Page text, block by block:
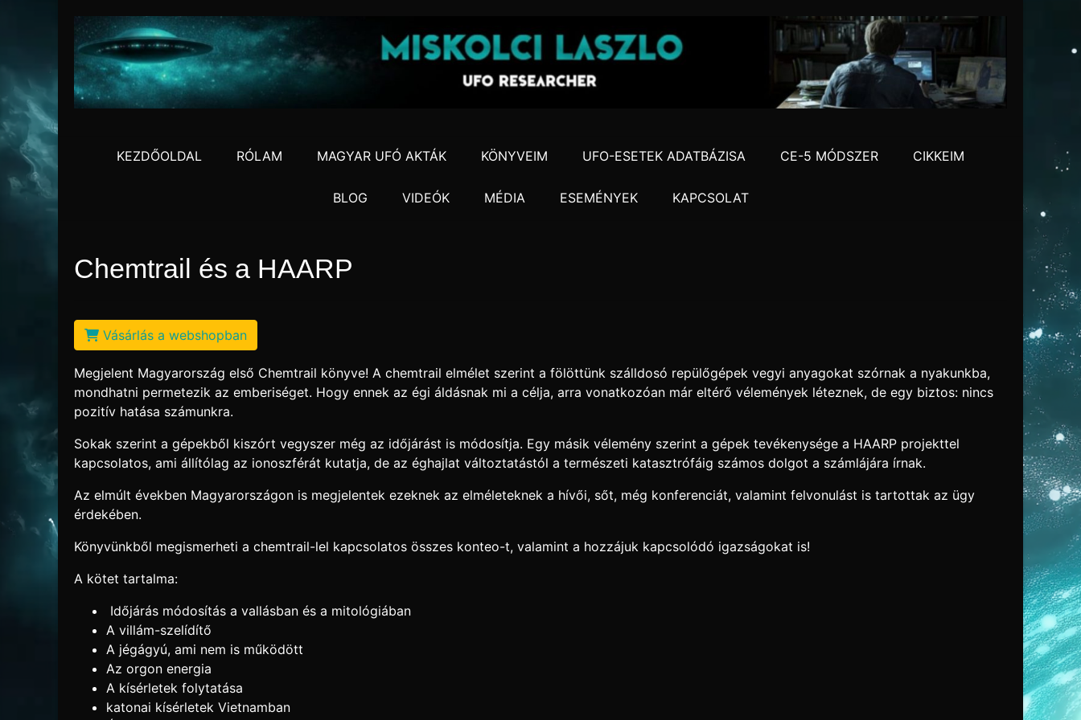
content
KEZDŐOLDAL RÓLAM MAGYAR UFÓ AKTÁK KÖNYVEIM UFO-ESETEK ADATBÁZISA CE-5 MÓDSZER CIKKEIM
BLOG VIDEÓK MÉDIA ESEMÉNYEK KAPCSOLAT
Chemtrail és a HAARP
Vásárlás a webshopban
Megjelent Magyarország első Chemtrail könyve! A chemtrail elmélet szerint a fölöttünk szálldosó repülőgépek vegyi anyagokat szórnak a nyakunkba,
mondhatni permetezik az emberiséget. Hogy ennek az égi áldásnak mi a célja, arra vonatkozóan már eltérő vélemények léteznek, de egy biztos: nincs
pozitív hatása számunkra.
Sokak szerint a gépekből kiszórt vegyszer még az időjárást is módosítja. Egy másik vélemény szerint a gépek tevékenysége a HAARP projekttel
kapcsolatos, ami állítólag az ionoszférát kutatja, de az éghajlat változtatástól a természeti katasztrófáig számos dolgot a számlájára írnak.
Az elmúlt években Magyarországon is megjelentek ezeknek az elméleteknek a hívői, sőt, még konferenciát, valamint felvonulást is tartottak az ügy
érdekében.
Könyvünkből megismerheti a chemtrail-lel kapcsolatos összes konteo-t, valamint a hozzájuk kapcsolódó igazságokat is!
A kötet tartalma:
Időjárás módosítás a vallásban és a mitológiában
A villám-szelídítő
A jégágyú, ami nem is működött
Az orgon energia
A kísérletek folytatása
katonai kísérletek Vietnamban